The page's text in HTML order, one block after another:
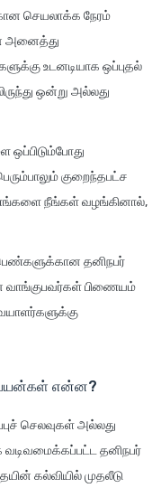
செயலாக்க நேரம்
அனைத்து
உடனடியாக ஒப்புதல்
ஒன்று அல்லது
குறைந்தபட்ச
நீங்கள் வழங்கினால்,
தனிநபர்
வாங்குபவர்கள் பிணையம்
என்ன?
செலவுகள் அல்லது
வடிவமைக்கப்பட்ட தனிநபர்
கல்வியில் முதலீடு